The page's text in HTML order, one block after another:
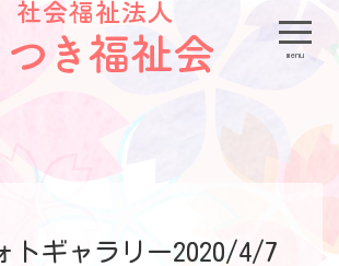
menu
トギャラリー2020/4/7